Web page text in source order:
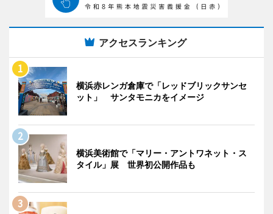
アクセスランキング
横浜赤レンガ倉庫で「レッドブリックサンセ
ット」 サンタモニカをイメージ
横浜美術館で「マリー・アントワネット・ス
タイル」展 世界初公開作品も